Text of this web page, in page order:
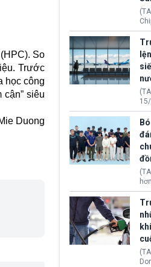
So
Trước
học công
siêu
Duong
áp
tờ,
tờ
5